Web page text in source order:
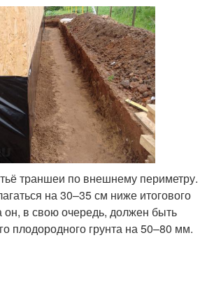
траншеи по внешнему периметру.
на 30–35 см ниже итогового
он, в свою очередь, должен быть
плодородного грунта на 50–80 мм.